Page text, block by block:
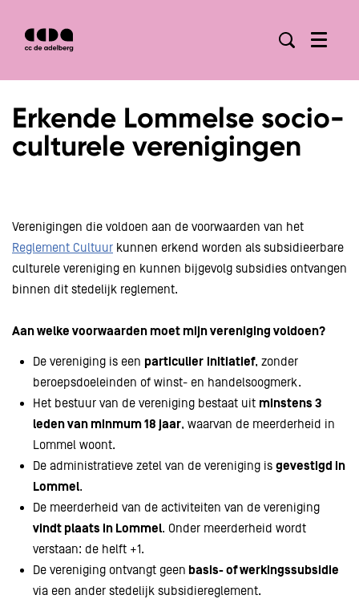
Menu
Erkende Lommelse socio-
culturele verenigingen
Verenigingen die voldoen aan de voorwaarden van het
Reglement Cultuur kunnen erkend worden als subsidieerbare
culturele vereniging en kunnen bijgevolg subsidies ontvangen
binnen dit stedelijk reglement.
Aan welke voorwaarden moet mijn vereniging voldoen?
De vereniging is een particulier initiatief, zonder
beroepsdoeleinden of winst- en handelsoogmerk.
Het bestuur van de vereniging bestaat uit minstens 3
leden van minmum 18 jaar, waarvan de meerderheid in
Lommel woont.
De administratieve zetel van de vereniging isgevestigd in
Lommel.
De meerderheid van de activiteiten van de vereniging
vindt plaats in Lommel. Onder meerderheid wordt
verstaan: de helft +1.
De vereniging ontvangt geen basis- of werkingssubsidie
via een ander stedelijk subsidiereglement.